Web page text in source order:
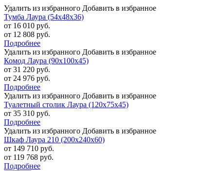
Удалить из избранного Добавить в избранное
Тумба Лаура (54х48х36)
от 16 010 руб.
от 12 808 руб.
Подробнее
Удалить из избранного Добавить в избранное
Комод Лаура (90х100х45)
от 31 220 руб.
от 24 976 руб.
Подробнее
Удалить из избранного Добавить в избранное
Туалетный столик Лаура (120х75х45)
от 35 310 руб.
Подробнее
Удалить из избранного Добавить в избранное
Шкаф Лаура 210 (200х240х60)
от 149 710 руб.
от 119 768 руб.
Подробнее